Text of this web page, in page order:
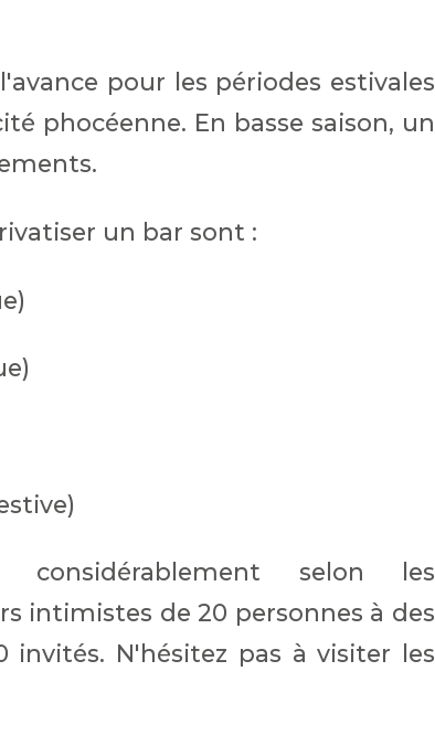
pour les périodes estivales
phocéenne. En basse saison, un
un bar sont :
selon les
intimistes de 20 personnes à des
invités. N'hésitez pas à visiter les